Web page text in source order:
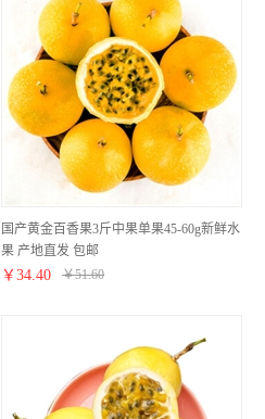
国产黄金百香果3斤中果单果45-60g新鲜水
果 产地直发 包邮
￥ 34.40 ￥51.60